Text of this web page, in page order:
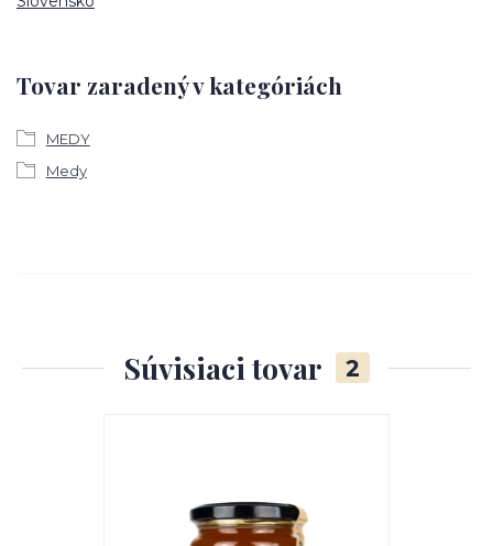
Tovar zaradený v kategóriách
MEDY
Medy
Súvisiaci tovar 2